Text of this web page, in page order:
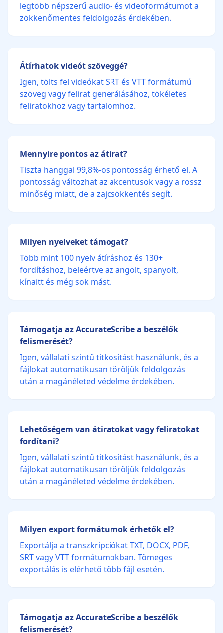
legtöbb népszerű audio- és videoformátumot a
zökkenőmentes feldolgozás érdekében.
Átírhatok videót szöveggé?
Igen, tölts fel videókat SRT és VTT formátumú
szöveg vagy felirat generálásához, tökéletes
feliratokhoz vagy tartalomhoz.
Mennyire pontos az átirat?
Tiszta hanggal 99,8%-os pontosság érhető el. A
pontosság változhat az akcentusok vagy a rossz
minőség miatt, de a zajcsökkentés segít.
Milyen nyelveket támogat?
Több mint 100 nyelv átíráshoz és 130+
fordításhoz, beleértve az angolt, spanyolt,
kínaitt és még sok mást.
Támogatja az AccurateScribe a beszélők
felismerését?
Igen, vállalati szintű titkosítást használunk, és a
fájlokat automatikusan töröljük feldolgozás
után a magánéleted védelme érdekében.
Lehetőségem van átiratokat vagy feliratokat
fordítani?
Igen, vállalati szintű titkosítást használunk, és a
fájlokat automatikusan töröljük feldolgozás
után a magánéleted védelme érdekében.
Milyen export formátumok érhetők el?
Exportálja a transzkripciókat TXT, DOCX, PDF,
SRT vagy VTT formátumokban. Tömeges
exportálás is elérhető több fájl esetén.
Támogatja az AccurateScribe a beszélők
felismerését?